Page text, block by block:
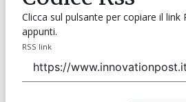
Clicca sul pulsante per copiare il link
appunti.
RSS link